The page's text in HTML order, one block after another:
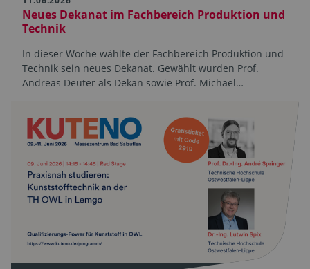
Neues Dekanat im Fachbereich Produktion und
Technik
In dieser Woche wählte der Fachbereich Produktion und
Technik sein neues Dekanat. Gewählt wurden Prof.
Andreas Deuter als Dekan sowie Prof. Michael…